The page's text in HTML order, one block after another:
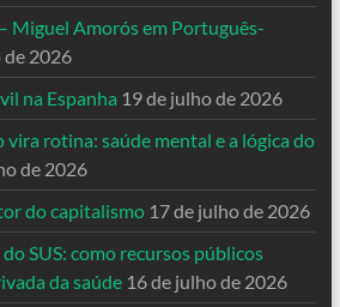
Miguel Amorós em Português-
de 2026
na Espanha 19 de julho de 2026
rotina: saúde mental e a lógica do
de 2026
do capitalismo 17 de julho de 2026
SUS: como recursos públicos
da saúde 16 de julho de 2026